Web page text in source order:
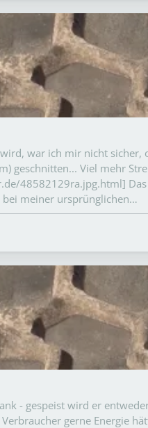
war ich mir nicht sicher,
geschnitten... Viel mehr
48582129ra.jpg.html]
meiner ursprünglichen…
- gespeist wird er
gerne Energie